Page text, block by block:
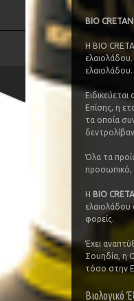
BIO
Η BIO
ελαιολάδου.
Επίσης, η
τα οποία
Όλα τα
προσωπικό,
Η BIO
ελαιολάδου
φορείς.
Έχει
Σουηδία, η
τόσο στην
Βιολογικό